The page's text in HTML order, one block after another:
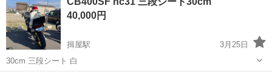
40,000円
揖屋駅
3月25日
30cm 三段シート 白